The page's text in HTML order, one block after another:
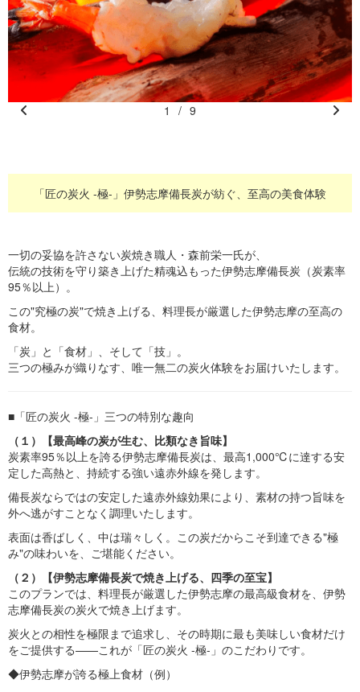
1 / 9
「匠の炭火 -極-」伊勢志摩備長炭が紡ぐ、至高の美食体験
一切の妥協を許さない炭焼き職人・森前栄一氏が、
伝統の技術を守り築き上げた精魂込もった伊勢志摩備長炭（炭素率
95％以上）。
この"究極の炭"で焼き上げる、料理長が厳選した伊勢志摩の至高の
食材。
「炭」と「食材」、そして「技」。
三つの極みが織りなす、唯一無二の炭火体験をお届けいたします。
■「匠の炭火 -極-」三つの特別な趣向
（１）【最高峰の炭が生む、比類なき旨味】
炭素率95％以上を誇る伊勢志摩備長炭は、最高1,000℃に達する安
定した高熱と、持続する強い遠赤外線を発します。
備長炭ならではの安定した遠赤外線効果により、素材の持つ旨味を
外へ逃がすことなく調理いたします。
表面は香ばしく、中は瑞々しく。この炭だからこそ到達できる"極
み"の味わいを、ご堪能ください。
（２）【伊勢志摩備長炭で焼き上げる、四季の至宝】
このプランでは、料理長が厳選した伊勢志摩の最高級食材を、伊勢
志摩備長炭の炭火で焼き上げます。
炭火との相性を極限まで追求し、その時期に最も美味しい食材だけ
をご提供する——これが「匠の炭火 -極-」のこだわりです。
◆伊勢志摩が誇る極上食材（例）